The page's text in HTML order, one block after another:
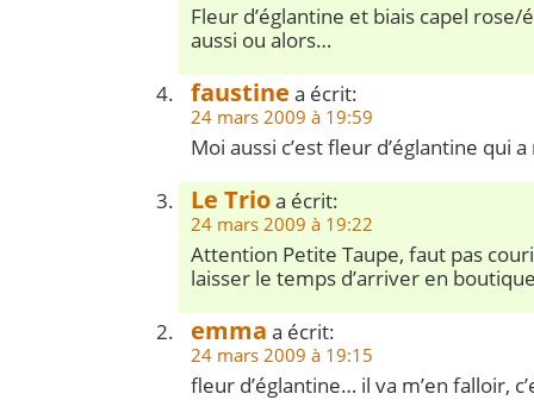
Fleur d’églantine et biais capel rose/
aussi ou alors…
faustine a écrit:
24 mars 2009 à 19:59
Moi aussi c’est fleur d’églantine qui
Le Trioa écrit:
24 mars 2009 à 19:22
Attention Petite Taupe, faut pas
laisser le temps d’arriver en
emma a écrit:
24 mars 2009 à 19:15
fleur d’églantine… il va m’en falloir,